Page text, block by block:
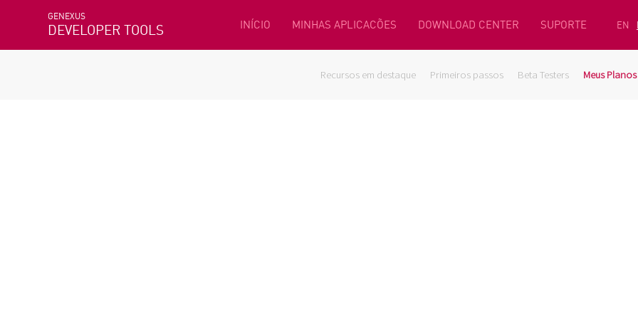
GENEXUS
DEVELOPER TOOLS INÍCIO MINHAS APLICACÕES DOWNLOAD CENTER SUPORTE EN
Recursos em destaque Primeiros passos Beta Testers Meus Planos